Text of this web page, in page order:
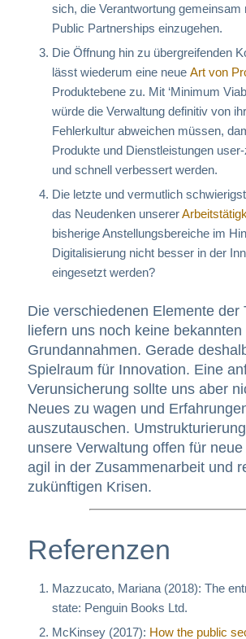
sich, die Verantwortung gemeinsam
Public Partnerships einzugehen.
Die Öffnung hin zu übergreifenden
lässt wiederum eine neue Art von
Produktebene zu. Mit ‘Minimum
würde die Verwaltung definitiv von
Fehlerkultur abweichen müssen,
Produkte und Dienstleistungen
und schnell verbessert werden.
Die letzte und vermutlich
das Neudenken unserer
bisherige Anstellungsbereiche im
Digitalisierung nicht besser in der
eingesetzt werden?
Die verschiedenen Elemente der
liefern uns noch keine bekannten
Grundannahmen. Gerade
Spielraum für Innovation. Eine
Verunsicherung sollte uns aber
Neues zu wagen und
auszutauschen.
unsere Verwaltung offen für
agil in der Zusammenarbeit und
zukünftigen Krisen.
Referenzen
Mazzucato, Mariana (2018): The
state: Penguin Books Ltd.
McKinsey (2017): How the public